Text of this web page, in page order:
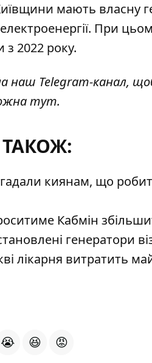
мають власну
При
2022 року.
наш Telegram-канал,
тут.
киянам, що
Кабмін
генератори
лікарня витратить
😭 😆 😡